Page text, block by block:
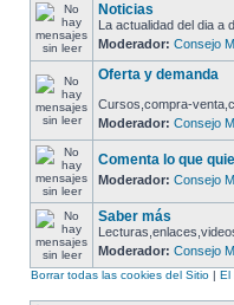
Noticias
La actualidad del dia a
Moderador: Consejo
Oferta y demanda
Cursos,compra-
Moderador: Consejo
Comenta lo que
Moderador: Consejo
Saber más
Moderador: Consejo
Borrar todas las cookies del Sitio | El